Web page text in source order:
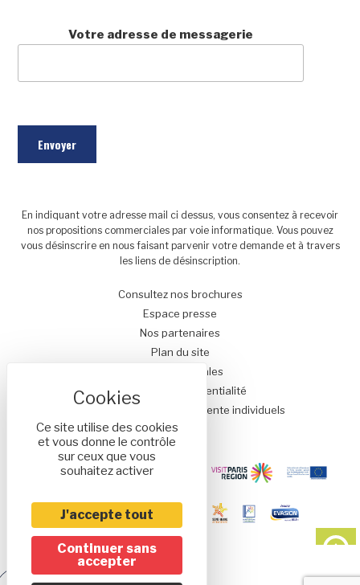
Votre adresse de messagerie
En indiquant votre adresse mail ci dessus, vous consentez à recevoir
nos propositions commerciales par voie informatique. Vous pouvez
vous désinscrire en nous faisant parvenir votre demande et à travers
les liens de désinscription.
Consultez nos brochures
Espace presse
Nos partenaires
Plan du site
Mentions légales
Politique de confidentialité
Conditions générales de vente individuels
Ce site utilise des cookies
et vous donne le contrôle
sur ceux que vous
souhaitez activer
J'accepte tout
Continuer sans
accepter